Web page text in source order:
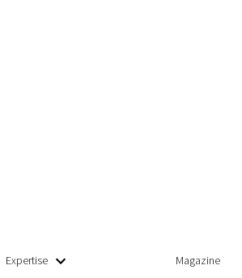
Expertise Magazine